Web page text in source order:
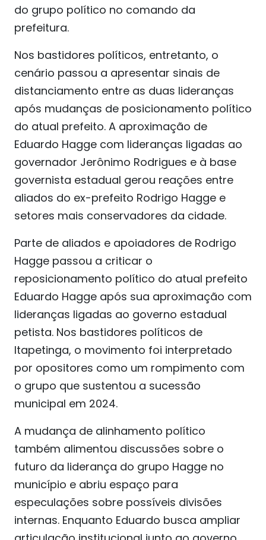
do grupo político no comando da
prefeitura.
Nos bastidores políticos, entretanto, o
cenário passou a apresentar sinais de
distanciamento entre as duas lideranças
após mudanças de posicionamento político
do atual prefeito. A aproximação de
Eduardo Hagge com lideranças ligadas ao
governador Jerônimo Rodrigues e à base
governista estadual gerou reações entre
aliados do ex-prefeito Rodrigo Hagge e
setores mais conservadores da cidade.
Parte de aliados e apoiadores de Rodrigo
Hagge passou a criticar o
reposicionamento político do atual prefeito
Eduardo Hagge após sua aproximação com
lideranças ligadas ao governo estadual
petista. Nos bastidores políticos de
Itapetinga, o movimento foi interpretado
por opositores como um rompimento com
o grupo que sustentou a sucessão
municipal em 2024.
A mudança de alinhamento político
também alimentou discussões sobre o
futuro da liderança do grupo Hagge no
município e abriu espaço para
especulações sobre possíveis divisões
internas. Enquanto Eduardo busca ampliar